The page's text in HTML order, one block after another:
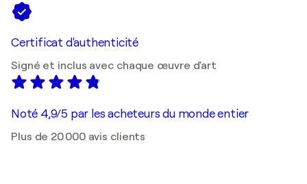
Certificat d'authenticité
Signé et inclus avec chaque œuvre d'art
Noté 4,9/5 par les acheteurs du monde entier
Plus de 20 000 avis clients